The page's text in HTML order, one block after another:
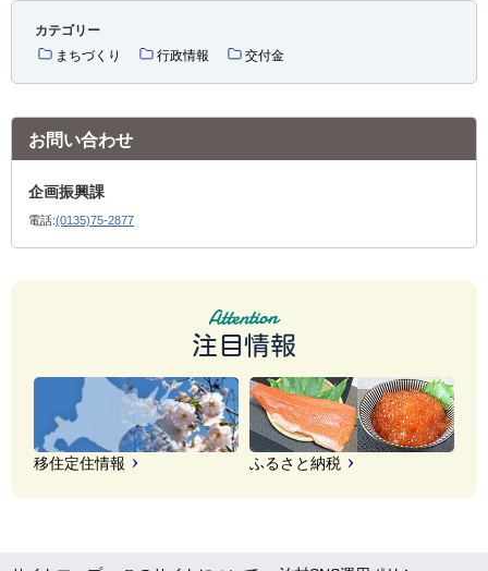
カテゴリー
まちづくり
行政情報 交付金
お問い合わせ
企画振興課
電話:(0135)75-2877
注目情報
移住定住情報 ふるさと納税